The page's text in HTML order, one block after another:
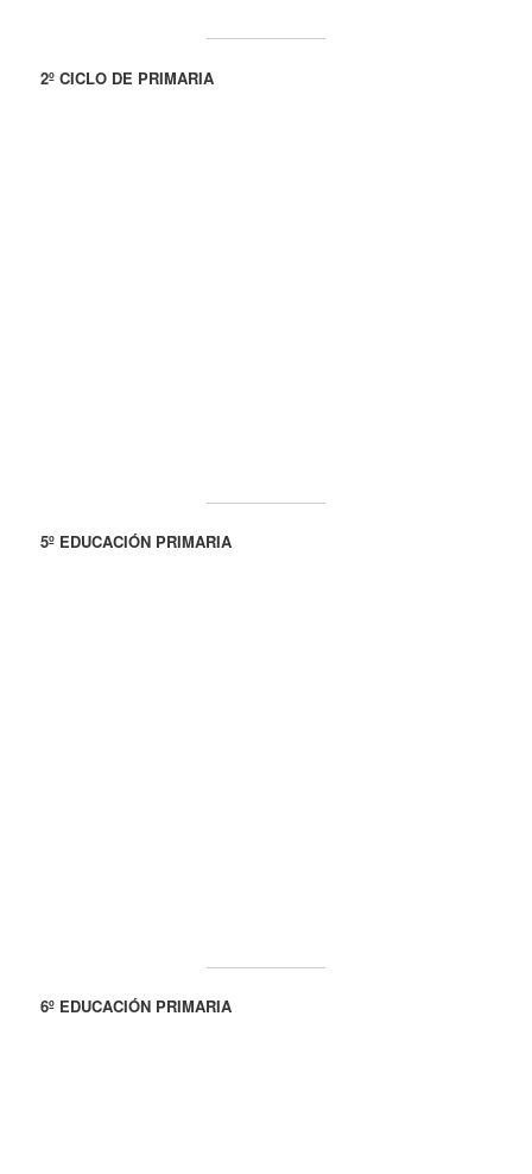
2º CICLO DE PRIMARIA
5º EDUCACIÓN PRIMARIA
6º EDUCACIÓN PRIMARIA